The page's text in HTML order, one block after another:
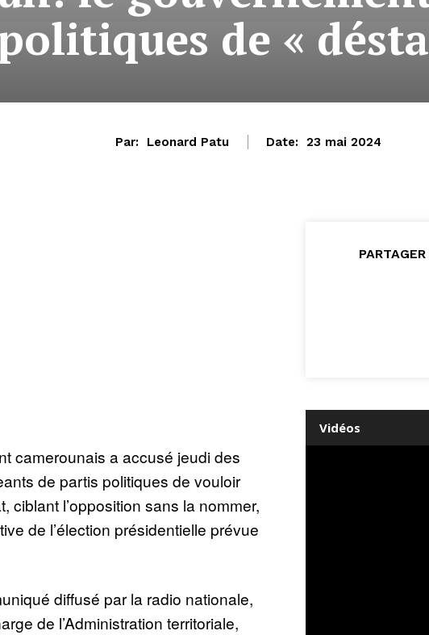
de «
Par: Leonard Patu Date: 23 mai 2024
camerounais a accusé jeudi des
de partis politiques de vouloir
ciblant l’opposition sans la nommer,
de l’élection présidentielle prévue
diffusé par la radio nationale,
de l’Administration territoriale,
PARTAGER
Vidéos